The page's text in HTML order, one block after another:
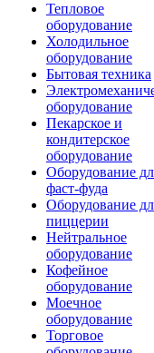
Тепловое
оборудование
Холодильное
оборудование
Бытовая техника
оборудование
Пекарское и
кондитерское
оборудование
Оборудование
фаст-фуда
Оборудование
пиццерии
Нейтральное
оборудование
Кофейное
оборудование
Моечное
оборудование
Торговое